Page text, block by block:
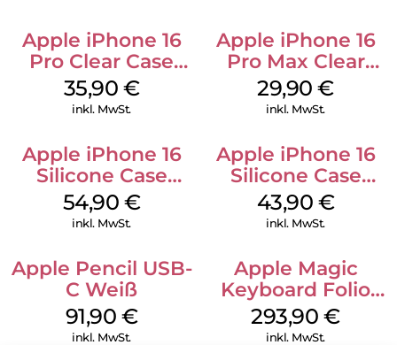
Apple iPhone 16
Pro Clear Case
MagSafe
Transparent
35,90 €
inkl. MwSt.
Apple iPhone 16
Pro Max Clear
Case MagSafe
Transparent
29,90€
inkl. MwSt.
Apple iPhone 16
Silicone Case
MagSafe Black
54,90 €
inkl. MwSt.
Apple iPhone 16
Silicone Case
MagSafe Plum
43,90 €
inkl. MwSt.
Apple Pencil USB-
C Weiß
91,90 €
inkl. MwSt.
Apple Magic
Keyboard Folio
iPad 10.9″ (10.Gen.)
Weiß
293,90€
inkl. MwSt.